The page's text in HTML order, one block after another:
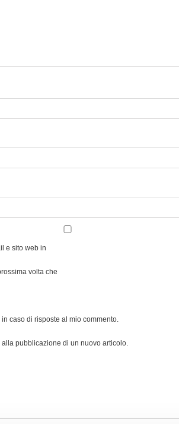
e sito web in
volta che
caso di risposte al mio commento.
pubblicazione di un nuovo articolo.